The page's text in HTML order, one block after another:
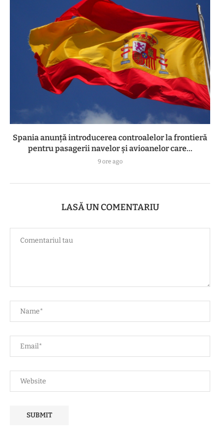
Spania anunță introducerea controalelor la frontieră
pentru pasagerii navelor și avioanelor care...
9 ore ago
LASĂ UN COMENTARIU